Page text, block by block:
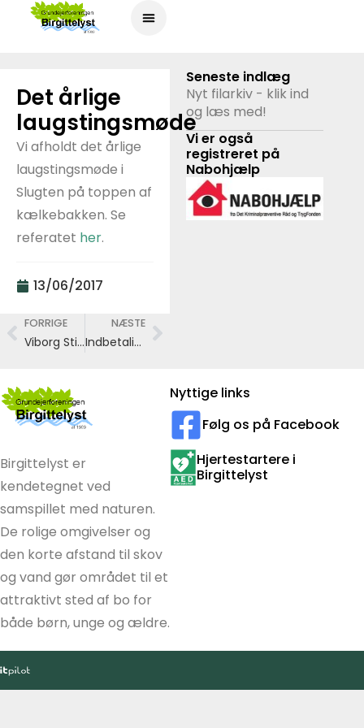
Det årlige
laugstingsmøde
Vi afholdt det årlige
laugstingsmøde i
Slugten på toppen af
kælkebakken. Se
referatet her.
13/06/2017
FORRIGE
Viborg Stifts Folkeblad på besøg
NÆSTE
Indbetalingskort for opkrævning af medlemsbidrag
Seneste indlæg
Nyt filarkiv - klik ind
og læs med!
Vi er også
registreret på
Nabohjælp
Birgittelyst er
kendetegnet ved
samspillet med naturen.
De rolige omgivelser og
den korte afstand til skov
og vand gør området til et
attraktivt sted af bo for
både børn, unge og ældre.
Nyttige links
Følg os på Facebook
Hjertestartere i
Birgittelyst